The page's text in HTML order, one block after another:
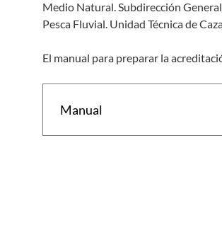
Medio Natural. Subdirección
Pesca Fluvial. Unidad Técnica de
El manual para preparar la
Manual